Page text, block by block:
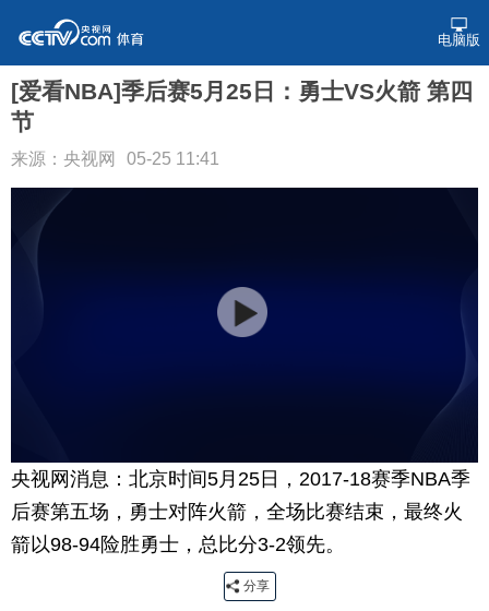
电脑版
[爱看NBA]季后赛5月25日：勇士VS火箭 第四
节
来源：央视网 05-25 11:41
央视网消息：北京时间5月25日，2017-18赛季NBA季
后赛第五场，勇士对阵火箭，全场比赛结束，最终火
箭以98-94险胜勇士，总比分3-2领先。
分享